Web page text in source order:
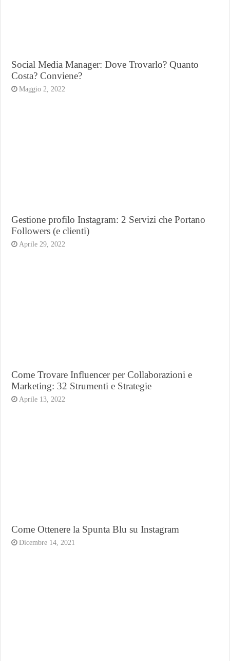
Social Media Manager: Dove Trovarlo? Quanto
Costa? Conviene?
Maggio 2, 2022
Gestione profilo Instagram: 2 Servizi che Portano
Followers (e clienti)
Aprile 29, 2022
Come Trovare Influencer per Collaborazioni e
Marketing: 32 Strumenti e Strategie
Aprile 13, 2022
Come Ottenere la Spunta Blu su Instagram
Dicembre 14, 2021